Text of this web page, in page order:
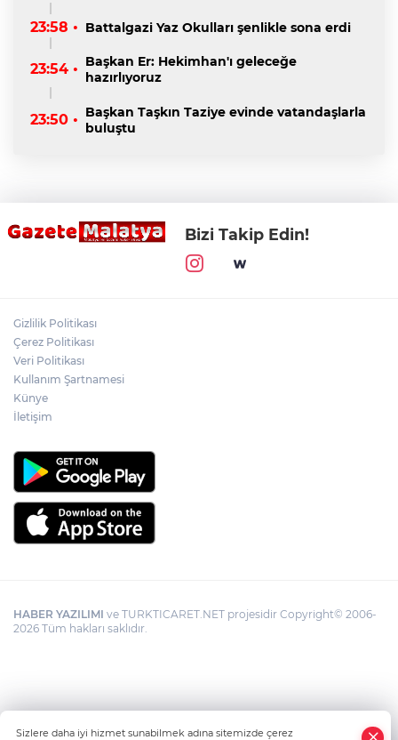
23:58 • Battalgazi Yaz Okulları şenlikle sona erdi
23:54 • Başkan Er: Hekimhan'ı geleceğe
hazırlıyoruz
23:50 • Başkan Taşkın Taziye evinde vatandaşlarla
buluştu
Bizi Takip Edin!
Gizlilik Politikası
Çerez Politikası
Veri Politikası
Kullanım Şartnamesi
Künye
İletişim
HABER YAZILIMI ve TURKTICARET.NET projesidir Copyright© 2006-
2026 Tüm hakları saklıdır.
Sizlere daha iyi hizmet sunabilmek adına sitemizde çerez